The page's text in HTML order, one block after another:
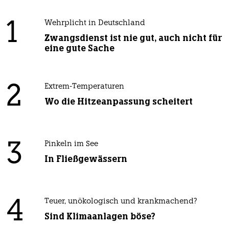
1 Wehrplicht in Deutschland
Zwangsdienst ist nie gut, auch nicht für
eine gute Sache
2 Extrem-Temperaturen
Wo die Hitzeanpassung scheitert
3 Pinkeln im See
In Fließgewässern
4 Teuer, unökologisch und krankmachend?
Sind Klimaanlagen böse?